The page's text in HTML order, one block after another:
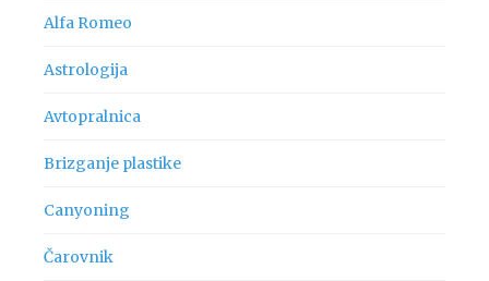
Alfa Romeo
Astrologija
Avtopralnica
Brizganje plastike
Canyoning
Čarovnik